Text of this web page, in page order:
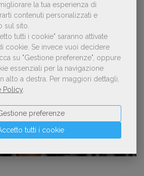
la tua esperienza di
contenuti personalizzati e
sul sito.
tutti i cookie" saranno attivate
cookie. Se invece vuoi decidere
su "Gestione preferenze", oppure
essenziali per la navigazione
alto a destra.
Per maggiori dettagli,
Policy
tutti i cookie
preferenze
di cambiare prospettiva
artificiale
il 45% dei testi ricevuti per
dell’IA
Ha un valore aggiunto
Simona Musmeci, product
e audiolibri